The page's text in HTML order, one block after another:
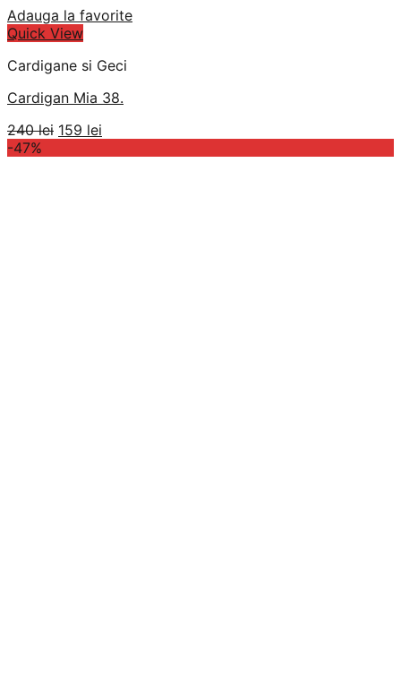
Adauga la favorite
Quick View
Cardigane si Geci
Cardigan Mia 38.
240lei Prețul
159 lei
-47%